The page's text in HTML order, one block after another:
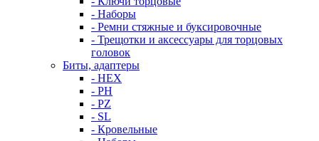
- Наборы
- Ремни стяжные и буксировочные
- Трещотки и аксессуары для торцовых
головок
Биты, адаптеры
- HEX
- PH
- PZ
- SL
- Кровельные